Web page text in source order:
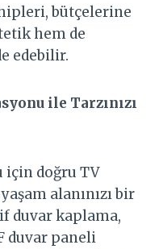
bütçelerine
hem de
edebilir.
ile Tarzınızı
için doğru TV
alanınızı bir
duvar kaplama,
duvar paneli